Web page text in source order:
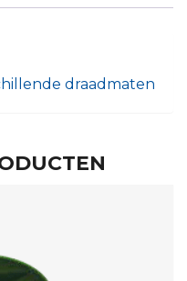
draadmaten